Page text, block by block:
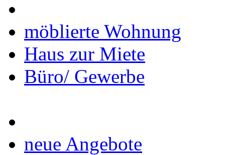
möblierte Wohnung
Haus zur Miete
Büro/ Gewerbe
neue Angebote